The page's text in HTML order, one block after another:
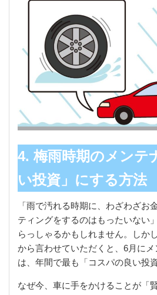
4. 梅雨時期のメンテ
い投資」にする方法
「雨で汚れる時期に、わざわざお
ティングをするのはもったいない
らっしゃるかもしれません。しか
から言わせていただくと、6月に
は、年間で最も「コスパの良い投
なぜ今、車に手をかけることが「